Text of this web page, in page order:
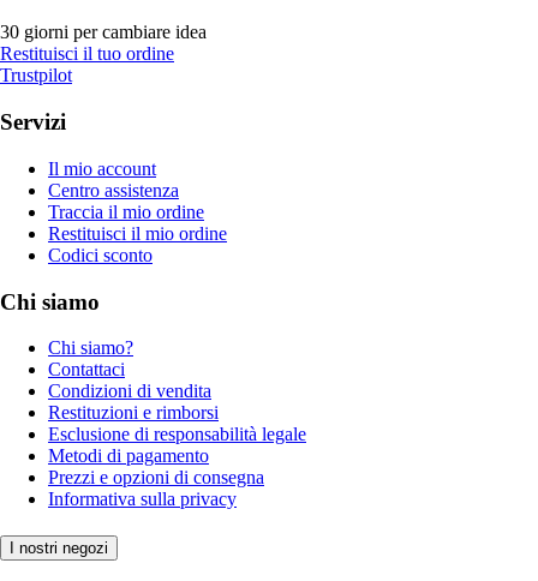
30 giorni per cambiare idea
Restituisci il tuo ordine
Trustpilot
Servizi
Il mio account
Centro assistenza
Traccia il mio ordine
Restituisci il mio ordine
Codici sconto
Chi siamo
Chi siamo?
Contattaci
Condizioni di vendita
Restituzioni e rimborsi
Esclusione di responsabilità legale
Metodi di pagamento
Prezzi e opzioni di consegna
Informativa sulla privacy
I nostri negozi